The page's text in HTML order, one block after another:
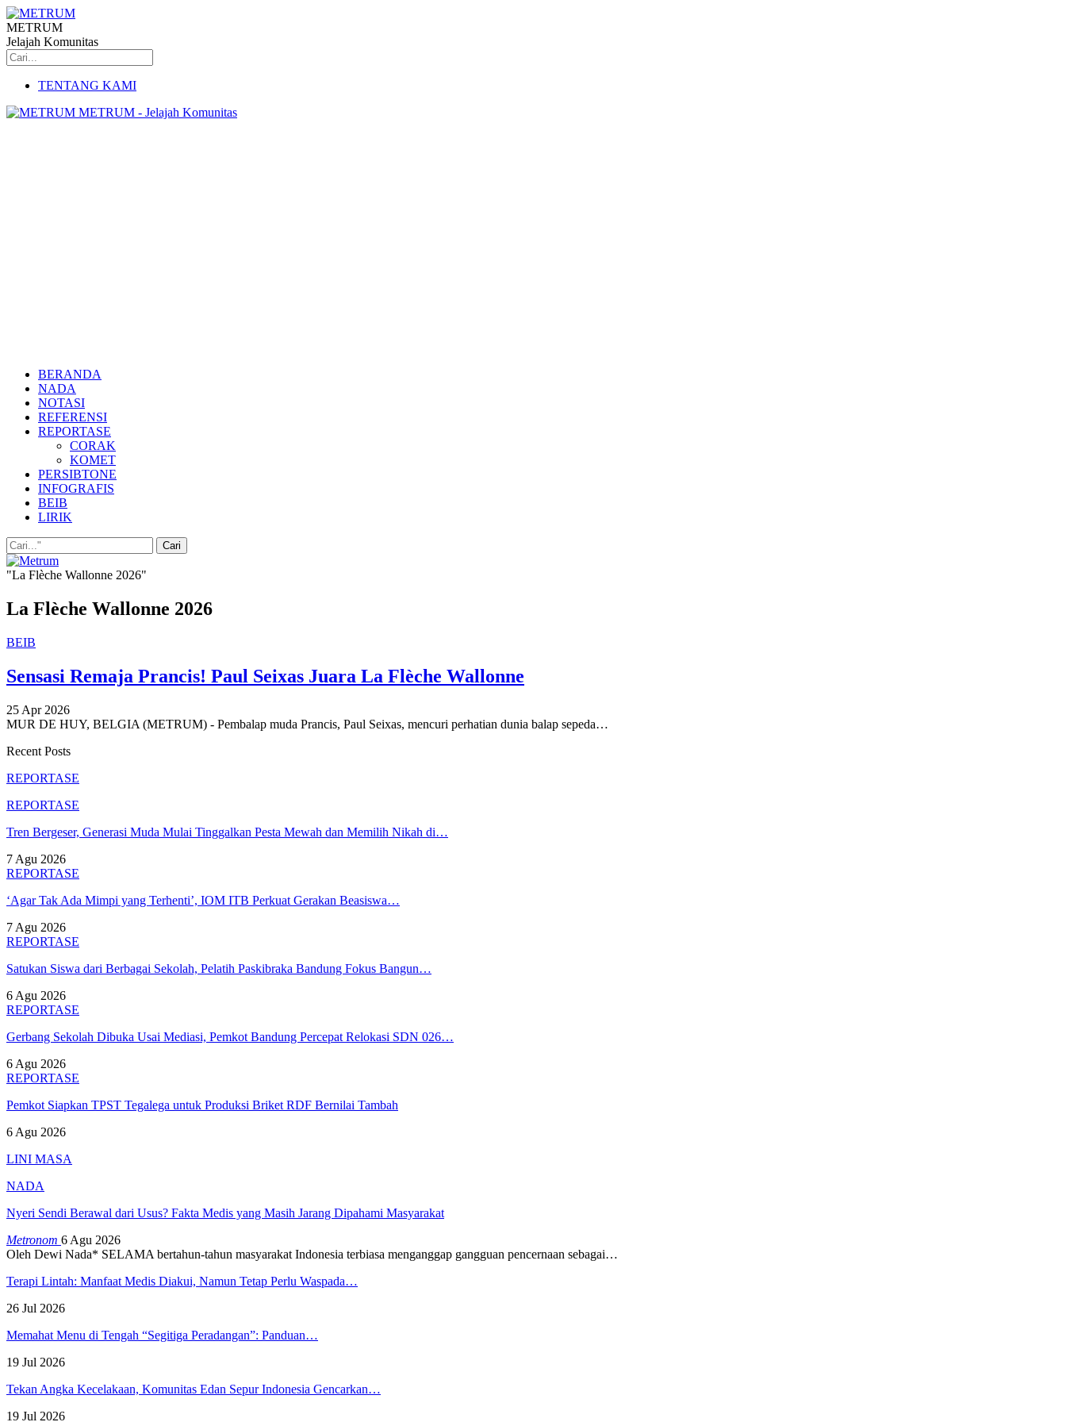
METRUM
Jelajah Komunitas
TENTANG KAMI
METRUM - Jelajah Komunitas
BERANDA
NADA
NOTASI
REFERENSI
REPORTASE
CORAK
KOMET
PERSIBTONE
INFOGRAFIS
BEIB
LIRIK
"La Flèche Wallonne 2026"
La Flèche Wallonne 2026
BEIB
Sensasi Remaja Prancis! Paul Seixas Juara La Flèche Wallonne
25 Apr 2026
MUR DE HUY, BELGIA (METRUM) - Pembalap muda Prancis, Paul Seixas, mencuri perhatian dunia balap sepeda…
Recent Posts
REPORTASE
REPORTASE
Tren Bergeser, Generasi Muda Mulai Tinggalkan Pesta Mewah dan Memilih Nikah di…
7 Agu 2026
REPORTASE
‘Agar Tak Ada Mimpi yang Terhenti’, IOM ITB Perkuat Gerakan Beasiswa…
7 Agu 2026
REPORTASE
Satukan Siswa dari Berbagai Sekolah, Pelatih Paskibraka Bandung Fokus Bangun…
6 Agu 2026
REPORTASE
Gerbang Sekolah Dibuka Usai Mediasi, Pemkot Bandung Percepat Relokasi SDN 026…
6 Agu 2026
REPORTASE
Pemkot Siapkan TPST Tegalega untuk Produksi Briket RDF Bernilai Tambah
6 Agu 2026
LINI MASA
NADA
Nyeri Sendi Berawal dari Usus? Fakta Medis yang Masih Jarang Dipahami Masyarakat
Metronom 6 Agu 2026
Oleh Dewi Nada* SELAMA bertahun-tahun masyarakat Indonesia terbiasa menganggap gangguan pencernaan sebagai…
Terapi Lintah: Manfaat Medis Diakui, Namun Tetap Perlu Waspada…
26 Jul 2026
Memahat Menu di Tengah “Segitiga Peradangan”: Panduan…
19 Jul 2026
Tekan Angka Kecelakaan, Komunitas Edan Sepur Indonesia Gencarkan…
19 Jul 2026